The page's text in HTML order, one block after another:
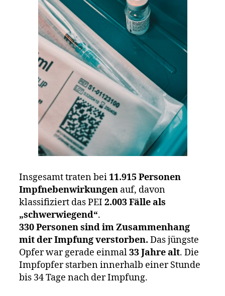
Insgesamt traten bei11.915 Personen
Impfnebenwirkungen auf, davon
klassifiziert das PEI 2.003 Fälle als
„schwerwiegend“.
330 Personen sind im Zusammenhang
mit der Impfung verstorben. Das jüngste
Opfer war gerade einmal33 Jahre alt. Die
Impfopfer starben innerhalb einer Stunde
bis 34 Tage nach der Impfung.